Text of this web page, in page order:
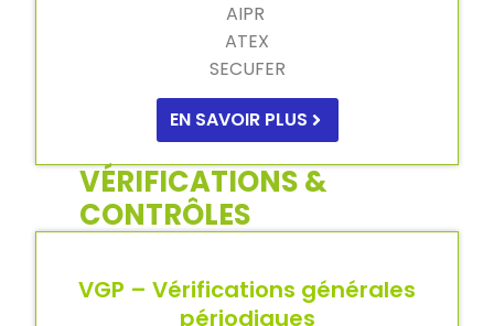
AIPR
ATEX
SECUFER
EN SAVOIR PLUS
VÉRIFICATIONS &
CONTRÔLES
VGP – Vérifications générales
périodiques